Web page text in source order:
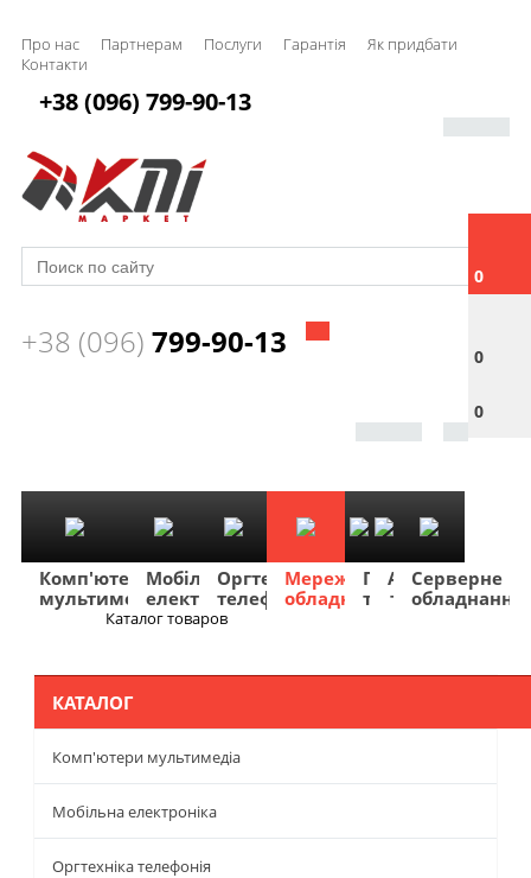
Про нас Партнерам Послуги Гарантія
Як придбати
Контакти
0
0
0
+38 (096) 799-90-13
+38 (096) 799-90-13
Комп'ютери
мультимедіа
Мобільна
електроніка
Оргтехніка
телефонія
Мережеве
обладнання
Побутова
техніка
TV
та
Фото
та
Авто
та
Серверне
обладнання
Каталог товаров
КАТАЛОГ
Комп'ютери мультимедіа
Мобільна електроніка
Оргтехніка телефонія